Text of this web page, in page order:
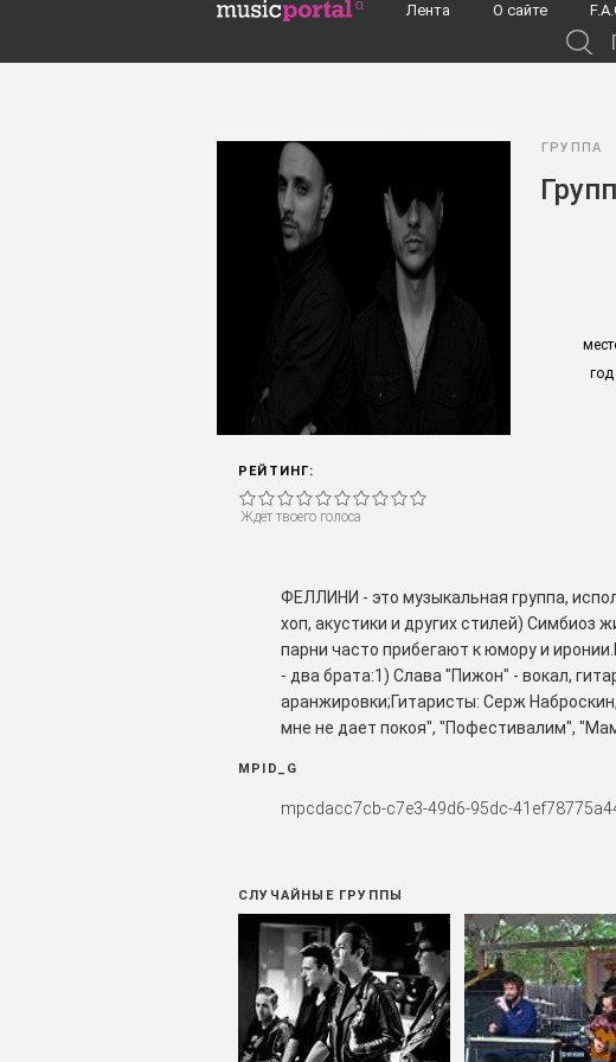
Перейти к основному содержанию Лента О сайте
РЕЙТИНГ:
Ждёт твоего голоса
ГРУППА
ФЕЛЛИНИ - это музыкальная группа,
хоп, акустики и других стилей) Симбиоз
парни часто прибегают к юмору и
- два брата:1) Слава "Пижон" - вокал,
аранжировки;Гитаристы: Серж
мне не дает покоя", "Пофестивалим",
музыка с примесями регги, фанк, хип-
диджейских скретчей! В своих песнях
группы песни, как "До самого утра",
августе 2015 года вышел первый альбом
MPID_G
mpcdacc7cb-c7e3-49d6-95dc-
СЛУЧАЙНЫЕ ГРУППЫ